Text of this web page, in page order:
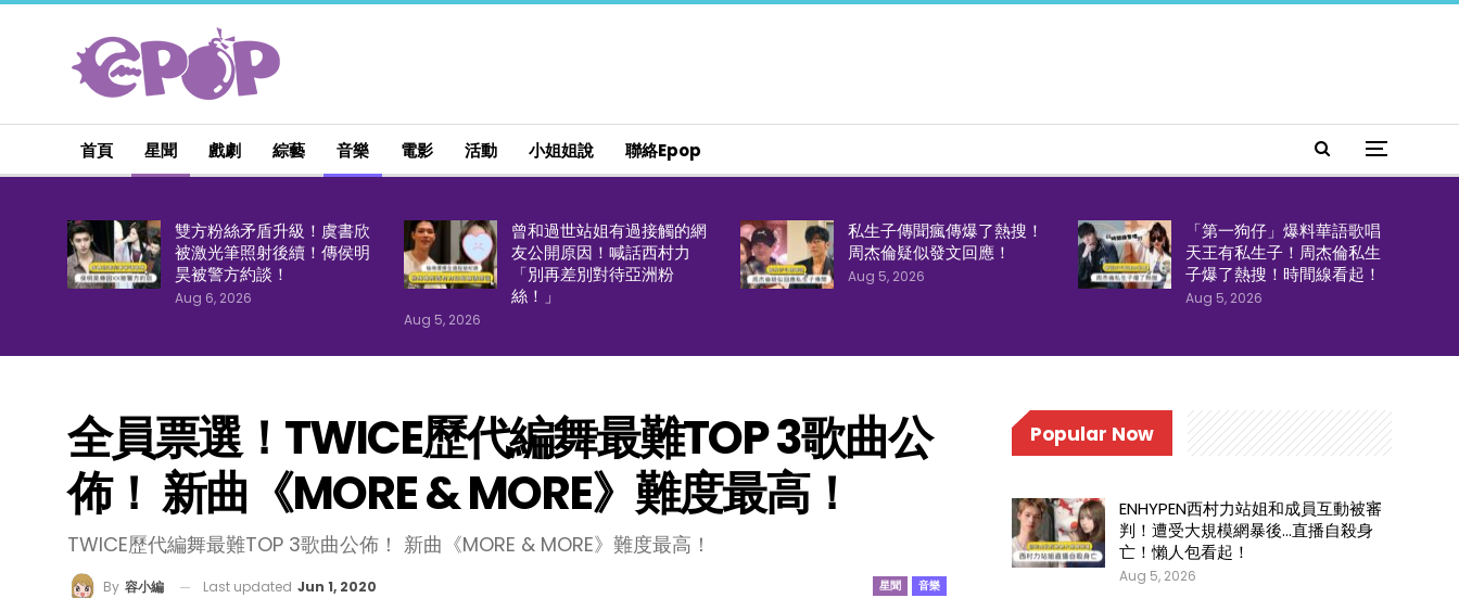
首頁 星聞 戲劇 綜藝 音樂 電影 活動 小姐姐說 聯絡epop
雙方粉絲矛盾升級！虞書欣
被激光筆照射後續！傳侯明
昊被警方約談！
Aug 6, 2026
曾和過世站姐有過接觸的網
友公開原因！喊話西村力
「別再差別對待亞洲粉
絲！」
Aug 5, 2026
私生子傳聞瘋傳爆了熱搜！
周杰倫疑似發文回應！
Aug 5, 2026
「第一狗仔」爆料華語歌唱
天王有私生子！周杰倫私生
子爆了熱搜！時間線看起！
Aug 5, 2026
全員票選！TWICE歷代編舞最難TOP 3歌曲公
佈！ 新曲《MORE & MORE》難度最高！
TWICE歷代編舞最難TOP 3歌曲公佈！ 新曲《MORE & MORE》難度最高！
星聞 音樂
By 容小編 Last updated Jun 1, 2020
Popular Now
ENHYPEN西村力站姐和成員互動被審
判！遭受大規模網暴後…直播自殺身
亡！懶人包看起！
Aug 5, 2026